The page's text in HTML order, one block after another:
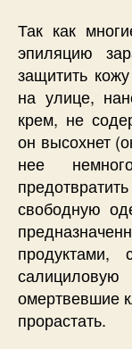
Так как
эпиляцию
защитить
на улице,
крем, не
он высохнет
нее
свободную
продуктами,
омертвевшие
прорастать.